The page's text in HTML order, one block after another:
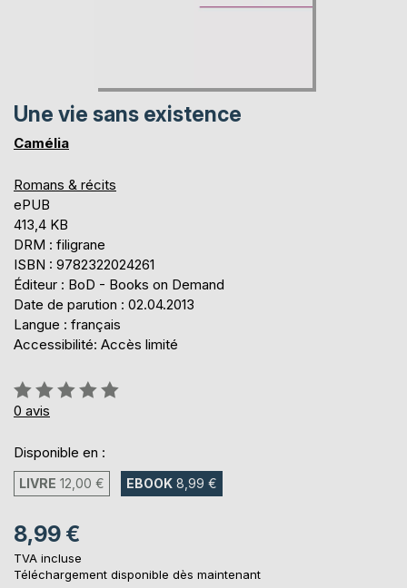
Une vie sans existence
Camélia
Romans & récits
ePUB
413,4 KB
DRM : filigrane
ISBN : 9782322024261
Éditeur : BoD - Books on Demand
Date de parution : 02.04.2013
Langue : français
Accessibilité: Accès limité
Évaluation:
0%
0 avis
Disponible en :
LIVRE 12,00 € EBOOK 8,99 €
8,99 €
TVA incluse
Téléchargement disponible dès maintenant